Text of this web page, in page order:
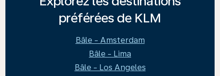
préférées de KLM
Bâle - Amsterdam
Bâle - Lima
Bâle - Los Angeles